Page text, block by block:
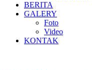
BERITA
GALERY
Foto
Video
KONTAK